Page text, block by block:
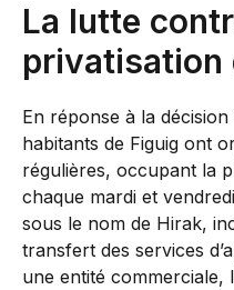
La lutte
privatisation
En réponse à la
habitants de Figuig ont
régulières, occupant la
chaque mardi et
sous le nom de Hirak,
transfert des services
une entité